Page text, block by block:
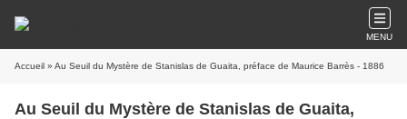
MENU
Accueil » Au Seuil du Mystère de Stanislas de Guaita, préface de Maurice Barrès - 1886
Au Seuil du Mystère de Stanislas de Guaita,